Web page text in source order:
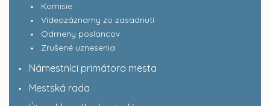
Komisie
Videozáznamy zo zasadnutí
Odmeny poslancov
Zrušené uznesenia
Námestníci primátora mesta
Mestská rada